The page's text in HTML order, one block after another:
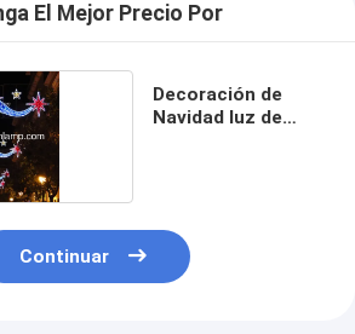
El Mejor Precio Por
Decoración de
Navidad luz de
Continuar